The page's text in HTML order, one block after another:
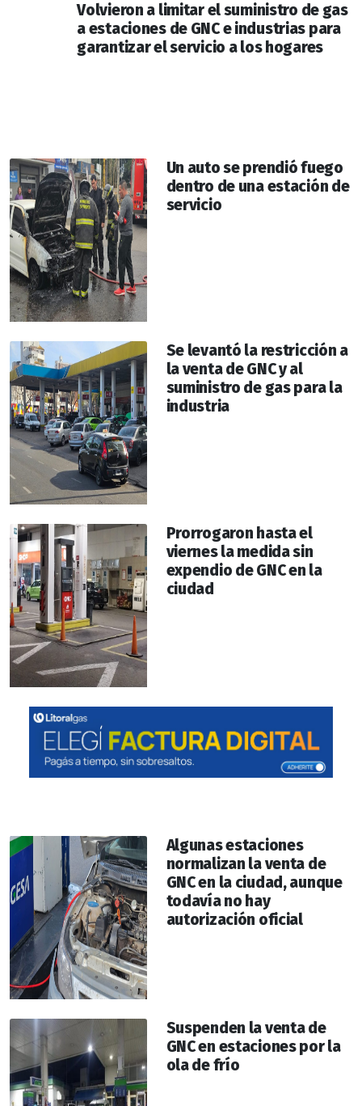
Volvieron a limitar el suministro de gas
a estaciones de GNC e industrias para
garantizar el servicio a los hogares
Un auto se prendió fuego
dentro de una estación de
servicio
Se levantó la restricción a
la venta de GNC y al
suministro de gas para la
industria
Prorrogaron hasta el
viernes la medida sin
expendio de GNC en la
ciudad
Algunas estaciones
normalizan la venta de
GNC en la ciudad, aunque
todavía no hay
autorización oficial
Suspenden la venta de
GNC en estaciones por la
ola de frío